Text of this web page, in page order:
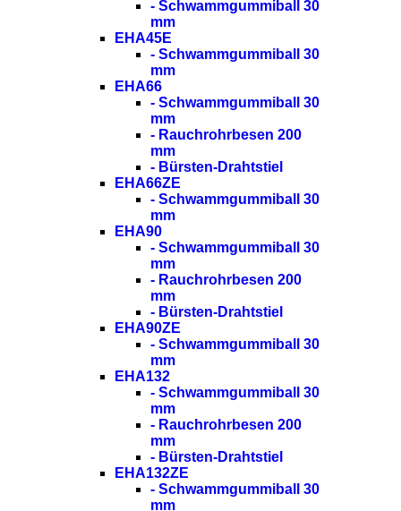
- Schwammgummiball 30
mm
EHA45E
- Schwammgummiball 30
mm
EHA66
- Schwammgummiball 30
mm
- Rauchrohrbesen 200
mm
- Bürsten-Drahtstiel
EHA66ZE
- Schwammgummiball 30
mm
EHA90
- Schwammgummiball 30
mm
- Rauchrohrbesen 200
mm
- Bürsten-Drahtstiel
EHA90ZE
- Schwammgummiball 30
mm
EHA132
- Schwammgummiball 30
mm
- Rauchrohrbesen 200
mm
- Bürsten-Drahtstiel
EHA132ZE
- Schwammgummiball 30
mm